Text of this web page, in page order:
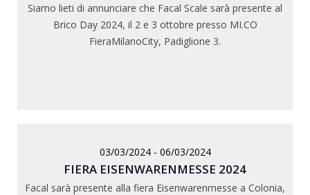
Siamo lieti di annunciare che Facal Scale sarà presente al
Brico Day 2024, il 2 e 3 ottobre presso MI.CO
FieraMilanoCity, Padiglione 3.
03/03/2024 - 06/03/2024
FIERA EISENWARENMESSE 2024
Facal sarà presente alla fiera Eisenwarenmesse a Colonia,